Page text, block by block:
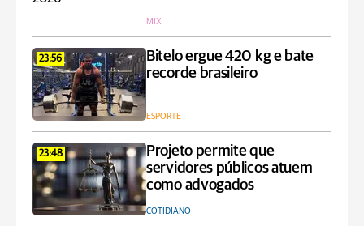
MIX
23:56
Bitelo ergue 420 kg e bate
recorde brasileiro
ESPORTE
23:48
Projeto permite que
servidores públicos atuem
como advogados
COTIDIANO